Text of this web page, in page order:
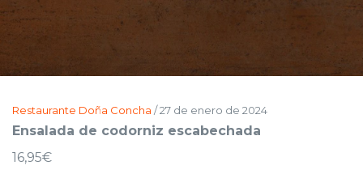
Restaurante Doña Concha /27 de enero de 2024
Ensalada de codorniz escabechada
16,95€